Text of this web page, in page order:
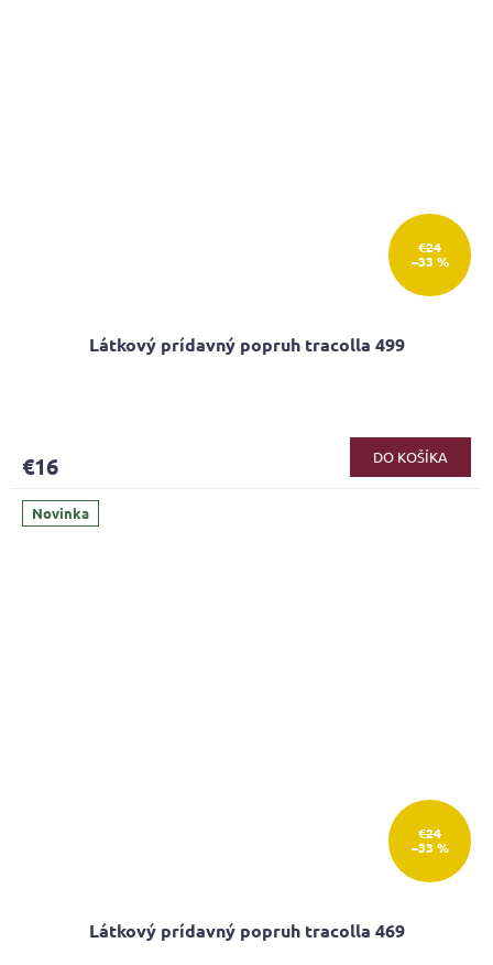
€24
–33 %
Látkový prídavný popruh tracolla 499
€16 DO KOŠÍKA
Novinka
€24
–33 %
Látkový prídavný popruh tracolla 469